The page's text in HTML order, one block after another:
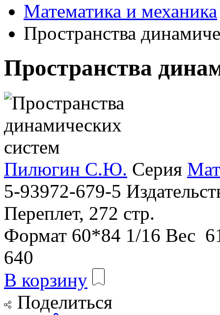
Математика и механика
Пространства
Пространства
Пилюгин С.Ю. Серия
5-93972-679-5
Переплет, 272 стр.
Формат 60*84 1/16 Вес
640
В корзину
Поделиться